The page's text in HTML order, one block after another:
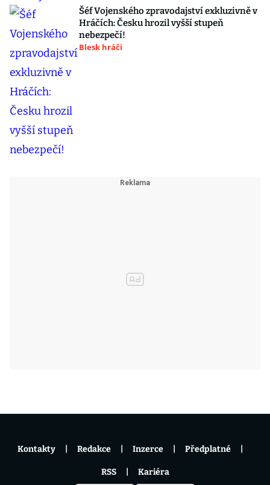
Šéf Vojenského zpravodajství exkluzivně v
Hráčích: Česku hrozil vyšší stupeň
nebezpečí!
Blesk hráči
Kontakty Redakce Inzerce Předplatné
RSS Kariéra